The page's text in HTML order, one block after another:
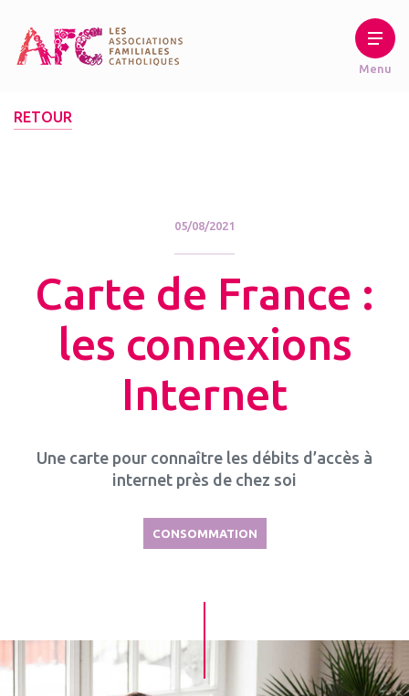
RETOUR
05/08/2021
Carte de France :
les connexions
Internet
Une carte pour connaître les débits d’accès à
internet près de chez soi
CONSOMMATION